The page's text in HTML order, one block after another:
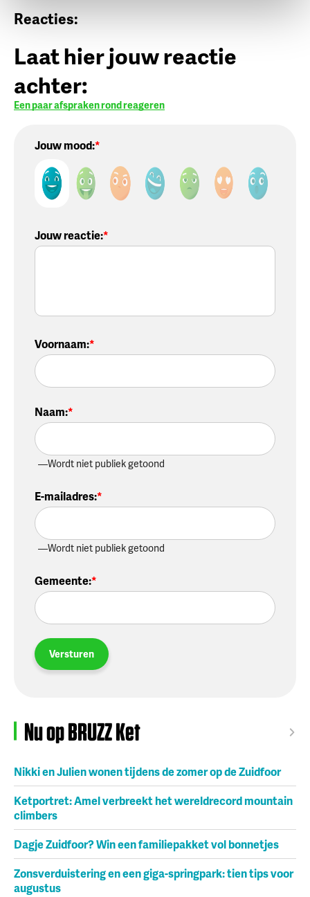
Reacties:
Laat hier jouw reactie
achter:
Een paar afspraken rond reageren
Jouw mood:
Jouw reactie:
Voornaam:
Naam:
Wordt niet publiek getoond
E-mailadres:
Wordt niet publiek getoond
Gemeente:
Versturen
Nu op BRUZZ Ket
Nikki en Julien wonen tijdens de zomer op de Zuidfoor
Ketportret: Amel verbreekt het wereldrecord mountain
climbers
Dagje Zuidfoor? Win een familiepakket vol bonnetjes
Zonsverduistering en een giga-springpark: tien tips voor
augustus